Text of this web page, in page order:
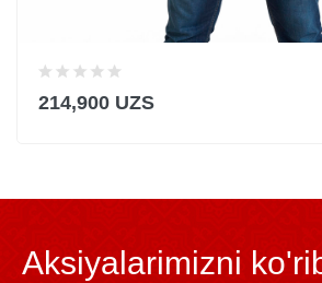
214,900 UZS
Aksiyalarimizni